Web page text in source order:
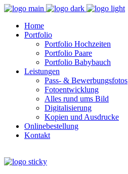
Home
Portfolio
Portfolio Hochzeiten
Portfolio Paare
Portfolio Babybauch
Leistungen
Pass- & Bewerbungsfotos
Fotoentwicklung
Alles rund ums Bild
Digitalisierung
Kopien und Ausdrucke
Onlinebestellung
Kontakt